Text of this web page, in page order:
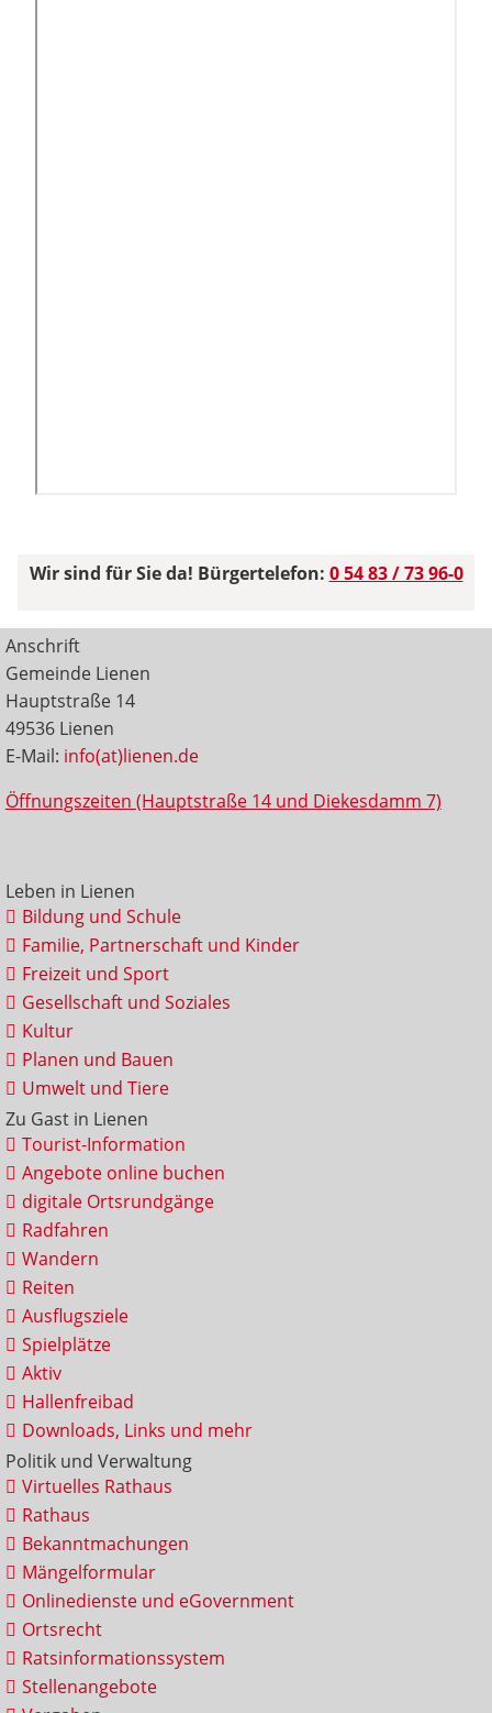
Wir sind für Sie da! Bürgertelefon: 0 54 83 / 73 96-0
Anschrift
Gemeinde Lienen
Hauptstraße 14
49536 Lienen
E-Mail: info(at)lienen.de
Öffnungszeiten (Hauptstraße 14 und Diekesdamm 7)
Leben in Lienen
Bildung und Schule
Familie, Partnerschaft und Kinder
Freizeit und Sport
Gesellschaft und Soziales
Kultur
Planen und Bauen
Umwelt und Tiere
Zu Gast in Lienen
Tourist-Information
Angebote online buchen
digitale Ortsrundgänge
Radfahren
Wandern
Reiten
Ausflugsziele
Spielplätze
Aktiv
Hallenfreibad
Downloads, Links und mehr
Politik und Verwaltung
Virtuelles Rathaus
Rathaus
Bekanntmachungen
Mängelformular
Onlinedienste und eGovernment
Ortsrecht
Ratsinformationssystem
Stellenangebote